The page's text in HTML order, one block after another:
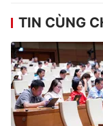
TIN CÙNG